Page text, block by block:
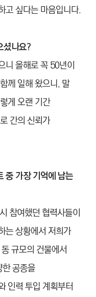
고 싶다는 마음입니다.
셨나요?
니 올해로 꼭 50년이
께 일해 왔으니, 말
게 오랜 기간
간의 신뢰가
중 가장 기억에 남는
참여했던 협력사들이
는 상황에서 저희가
규모의 건물에서
공종을
인력 투입 계획부터